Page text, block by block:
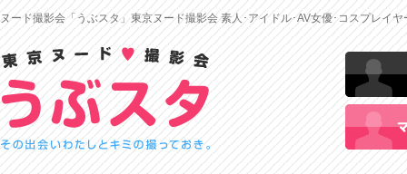
ヌード撮影会「うぶスタ」東京ヌード撮影会 素人･アイドル･AV女優･コスプレイ